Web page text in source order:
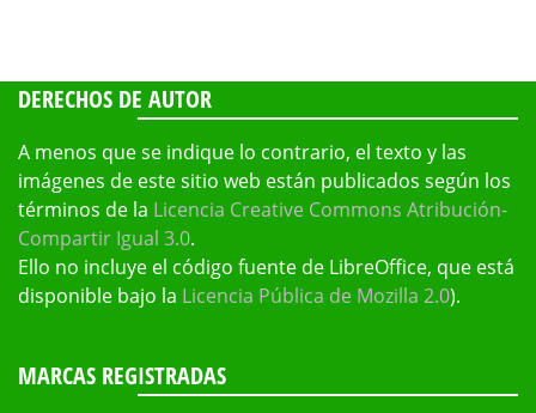
DERECHOS DE AUTOR
A menos que se indique lo contrario, el texto y las
imágenes de este sitio web están publicados según los
términos de la Licencia Creative Commons Atribución-
Compartir Igual 3.0.
Ello no incluye el código fuente de LibreOffice, que está
disponible bajo la Licencia Pública de Mozilla 2.0).
MARCAS REGISTRADAS